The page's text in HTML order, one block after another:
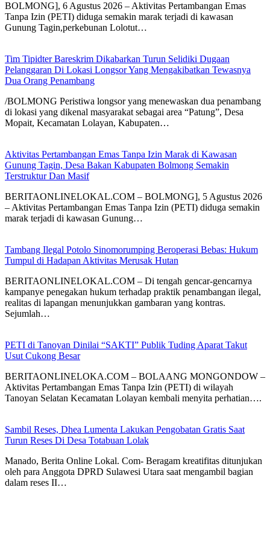
BOLMONG], 6 Agustus 2026 – Aktivitas Pertambangan Emas
Tanpa Izin (PETI) diduga semakin marak terjadi di kawasan
Gunung Tagin,perkebunan Lolotut…
Tim Tipidter Bareskrim Dikabarkan Turun Selidiki Dugaan
Pelanggaran Di Lokasi Longsor Yang Mengakibatkan Tewasnya
Dua Orang Penambang
/BOLMONG Peristiwa longsor yang menewaskan dua penambang
di lokasi yang dikenal masyarakat sebagai area “Patung”, Desa
Mopait, Kecamatan Lolayan, Kabupaten…
Aktivitas Pertambangan Emas Tanpa Izin Marak di Kawasan
Gunung Tagin, Desa Bakan Kabupaten Bolmong Semakin
Terstruktur Dan Masif
BERITAONLINELOKAL.COM – BOLMONG], 5 Agustus 2026
– Aktivitas Pertambangan Emas Tanpa Izin (PETI) diduga semakin
marak terjadi di kawasan Gunung…
Tambang Ilegal Potolo Sinomorumping Beroperasi Bebas: Hukum
Tumpul di Hadapan Aktivitas Merusak Hutan
BERITAONLINELOKAL.COM – Di tengah gencar-gencarnya
kampanye penegakan hukum terhadap praktik penambangan ilegal,
realitas di lapangan menunjukkan gambaran yang kontras.
Sejumlah…
PETI di Tanoyan Dinilai “SAKTI” Publik Tuding Aparat Takut
Usut Cukong Besar
BERITAONLINELOKA.COM – BOLAANG MONGONDOW –
Aktivitas Pertambangan Emas Tanpa Izin (PETI) di wilayah
Tanoyan Selatan Kecamatan Lolayan kembali menyita perhatian….
Sambil Reses, Dhea Lumenta Lakukan Pengobatan Gratis Saat
Turun Reses Di Desa Totabuan Lolak
Manado, Berita Online Lokal. Com- Beragam kreatifitas ditunjukan
oleh para Anggota DPRD Sulawesi Utara saat mengambil bagian
dalam reses II…